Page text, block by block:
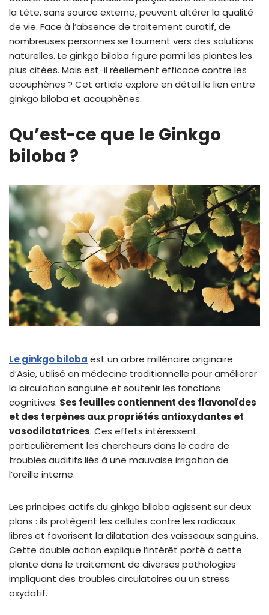
la tête, sans source externe, peuvent altérer la qualité
de vie. Face à l’absence de traitement curatif, de
nombreuses personnes se tournent vers des solutions
naturelles. Le ginkgo biloba figure parmi les plantes les
plus citées. Mais est-il réellement efficace contre les
acouphènes ? Cet article explore en détail le lien entre
ginkgo biloba et acouphènes.
Qu’est-ce que le Ginkgo
biloba ?
Le ginkgo biloba est un arbre millénaire originaire
d’Asie, utilisé en médecine traditionnelle pour améliorer
la circulation sanguine et soutenir les fonctions
cognitives. Ses feuilles contiennent des flavonoïdes
et des terpènes aux propriétés antioxydantes et
vasodilatatrices. Ces effets intéressent
particulièrement les chercheurs dans le cadre de
troubles auditifs liés à une mauvaise irrigation de
l’oreille interne.
Les principes actifs du ginkgo biloba agissent sur deux
plans : ils protègent les cellules contre les radicaux
libres et favorisent la dilatation des vaisseaux sanguins.
Cette double action explique l’intérêt porté à cette
plante dans le traitement de diverses pathologies
impliquant des troubles circulatoires ou un stress
oxydatif.